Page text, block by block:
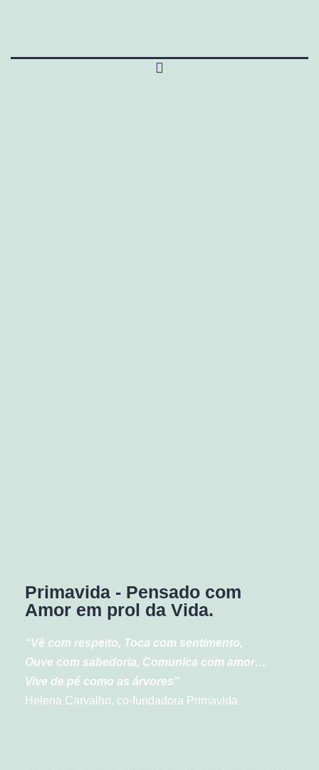
Primavida - Pensado com
Amor em prol da Vida.
“Vê com respeito, Toca com sentimento,
Ouve com sabedoria, Comunica com amor…
Vive de pé como as árvores”
Helena Carvalho, co-fundadora Primavida